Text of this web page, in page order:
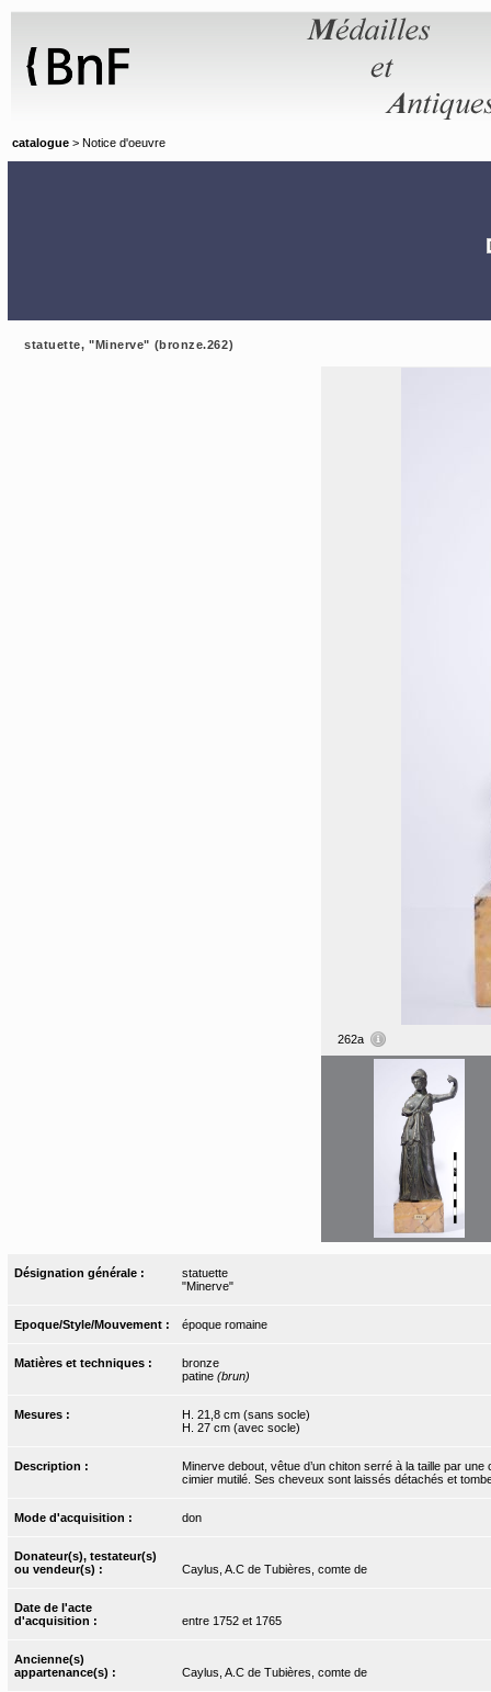
catalogue > Notice d'oeuvre
statuette, "Minerve" (bronze.262)
262a
Désignation générale :
statuette
"Minerve"
Epoque/Style/Mouvement : époque romaine
Matières et techniques :
bronze
patine (brun)
Mesures :
H. 21,8 cm (sans socle)
H. 27 cm (avec socle)
Description :
Minerve debout, vêtue d’un chiton serré à la taille par
cimier mutilé. Ses cheveux sont laissés détachés et
Mode d'acquisition : don
Donateur(s), testateur(s)
ou vendeur(s) :
Caylus, A.C de Tubières, comte de
Date de l'acte
d'acquisition :
entre 1752 et 1765
Ancienne(s)
appartenance(s) :
Caylus, A.C de Tubières, comte de